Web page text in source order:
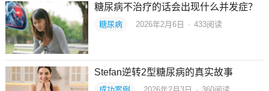
糖尿病不治疗的话会出现什么并发症？
糖尿病 2026年2月6日 · 433阅读
Stefan逆转2型糖尿病的真实故事